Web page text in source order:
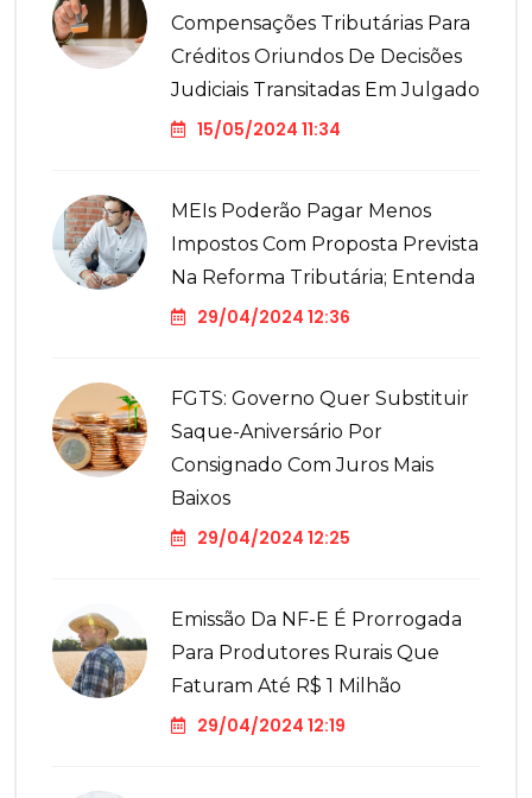
Compensações Tributárias Para
Créditos Oriundos De Decisões
Judiciais Transitadas Em Julgado
15/05/2024 11:34
MEIs Poderão Pagar Menos
Impostos Com Proposta Prevista
Na Reforma Tributária; Entenda
29/04/2024 12:36
FGTS: Governo Quer Substituir
Saque-Aniversário Por
Consignado Com Juros Mais
Baixos
29/04/2024 12:25
Emissão Da NF-E É Prorrogada
Para Produtores Rurais Que
Faturam Até R$ 1 Milhão
29/04/2024 12:19